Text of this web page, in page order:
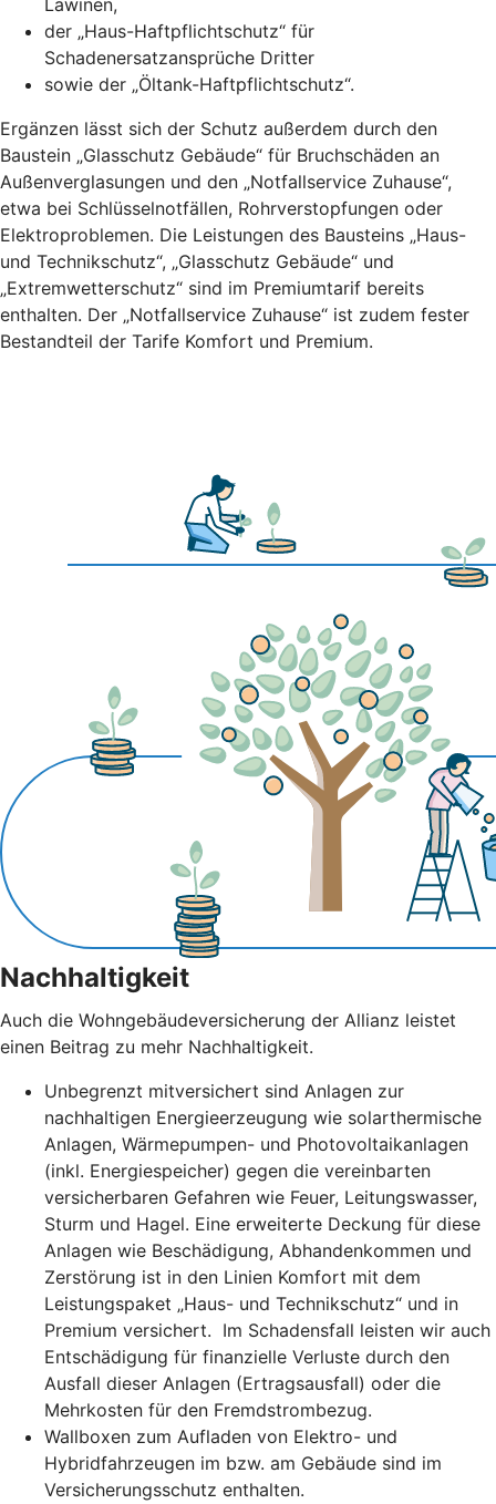
Lawinen,
der „Haus-Haftpflichtschutz“ für
Schadenersatzansprüche Dritter
sowie der „Öltank-Haftpflichtschutz“.
Ergänzen lässt sich der Schutz außerdem durch den
Baustein „Glasschutz Gebäude“ für Bruchschäden an
Außenverglasungen und den „Notfallservice Zuhause“,
etwa bei Schlüsselnotfällen, Rohrverstopfungen oder
Elektroproblemen. Die Leistungen des Bausteins „Haus-
und Technikschutz“, „Glasschutz Gebäude“ und
„Extremwetterschutz“ sind im Premiumtarif bereits
enthalten. Der „Notfallservice Zuhause“ ist zudem fester
Bestandteil der Tarife Komfort und Premium.
Nachhaltigkeit
Auch die Wohngebäudeversicherung der Allianz leistet
einen Beitrag zu mehr Nachhaltigkeit.
Unbegrenzt mitversichert sind Anlagen zur
nachhaltigen Energieerzeugung wie solarthermische
Anlagen, Wärmepumpen- und Photovoltaikanlagen
(inkl. Energiespeicher) gegen die vereinbarten
versicherbaren Gefahren wie Feuer, Leitungswasser,
Sturm und Hagel. Eine erweiterte Deckung für diese
Anlagen wie Beschädigung, Abhandenkommen und
Zerstörung ist in den Linien Komfort mit dem
Leistungspaket „Haus- und Technikschutz“ und in
Premium versichert. Im Schadensfall leisten wir auch
Entschädigung für finanzielle Verluste durch den
Ausfall dieser Anlagen (Ertragsausfall) oder die
Mehrkosten für den Fremdstrombezug.
Wallboxen zum Aufladen von Elektro- und
Hybridfahrzeugen im bzw. am Gebäude sind im
Versicherungsschutz enthalten.